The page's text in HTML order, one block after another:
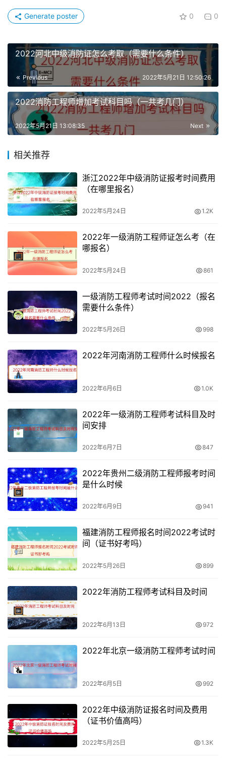
1、持证上岗：依据《中华人民共和国消防法》，所有从事
建筑物，构筑物消防安全管理，消防安全检查和建筑消防设
试，持证上岗。
2、一本证书成就多个职业方向：，拿下消防设施操作员证
书可，从事消防安全检查，消防控制室监控，消防设施操作
与维护，消防安全管理培训等工作，选择性多，就业方面
广。
个月以上，并且自2017年1月1日起，取得初级、中级、高级
能提升补贴。补贴标准上限为初级工1000元，中级工1500
元，高级工2000元。
0 0
Generate poster
2022河北中级消防证怎么考取（需要什么条件）
Previous 2022年5月21日 12:50:26
2022消防工程师增加考试科目吗（一共考几门）
Next
2022年5月21日 13:08:35
相关推荐
浙江2022年中级消防证报考时间费用
（在哪里报名）
2022年5月24日 1.2K
2022年一级消防工程师证怎么考（在
哪报名）
2022年5月24日 861
一级消防工程师考试时间2022（报名
需要什么条件）
2022年5月26日 998
2022年河南消防工程师什么时候报名
2022年6月6日 1.0K
2022年一级消防工程师考试科目及时
间安排
2022年6月7日 847
2022年贵州二级消防工程师报考时间
是什么时候
2022年6月9日 941
福建消防工程师报名时间2022考试时
间（证书好考吗）
2022年5月26日 899
2022年消防工程师考试科目及时间
2022年6月13日 972
2022年北京一级消防工程师考试时间
2022年6月5日 992
2022年中级消防证报名时间及费用
（证书价值高吗）
2022年5月25日 1.3K